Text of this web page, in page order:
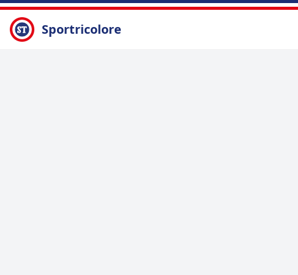
Sportricolore